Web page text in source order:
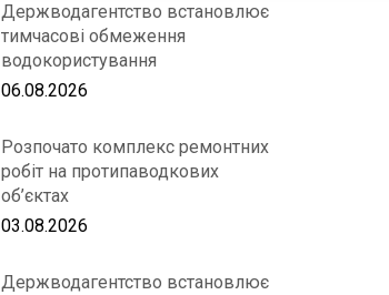
Держводагентство встановлює
тимчасові обмеження
водокористування
06.08.2026
Розпочато комплекс ремонтних
робіт на протипаводкових
об’єктах
03.08.2026
Держводагентство встановлює